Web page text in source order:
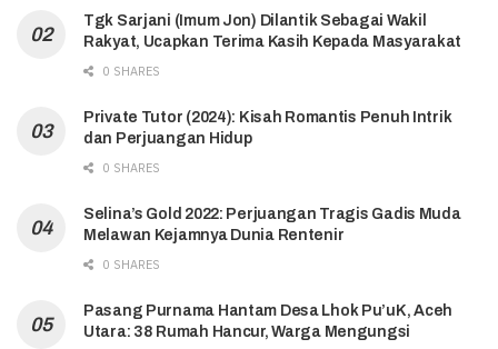
Tgk Sarjani (Imum Jon) Dilantik Sebagai Wakil
Rakyat, Ucapkan Terima Kasih Kepada Masyarakat
0 SHARES
Private Tutor (2024): Kisah Romantis Penuh Intrik
dan Perjuangan Hidup
0 SHARES
Selina’s Gold 2022: Perjuangan Tragis Gadis Muda
Melawan Kejamnya Dunia Rentenir
0 SHARES
Pasang Purnama Hantam Desa Lhok Pu’uK, Aceh
Utara: 38 Rumah Hancur, Warga Mengungsi